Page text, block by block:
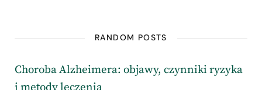
RANDOM POSTS
Choroba Alzheimera: objawy, czynniki ryzyka